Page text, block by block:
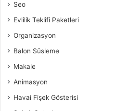
Seo
Evlilik Teklifi Paketleri
Organizasyon
Balon Süsleme
Makale
Animasyon
Havai Fişek Gösterisi